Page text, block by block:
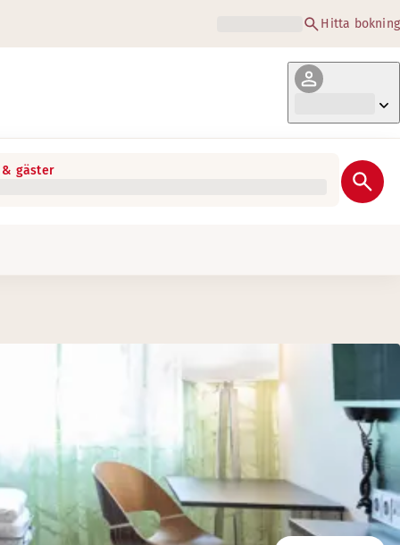
Hitta bokning
& gäster